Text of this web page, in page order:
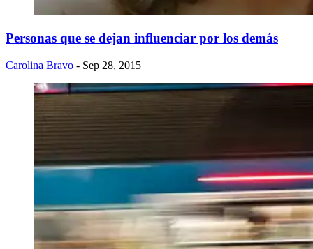
Personas que se dejan influenciar por los demás
Carolina Bravo - Sep 28, 2015